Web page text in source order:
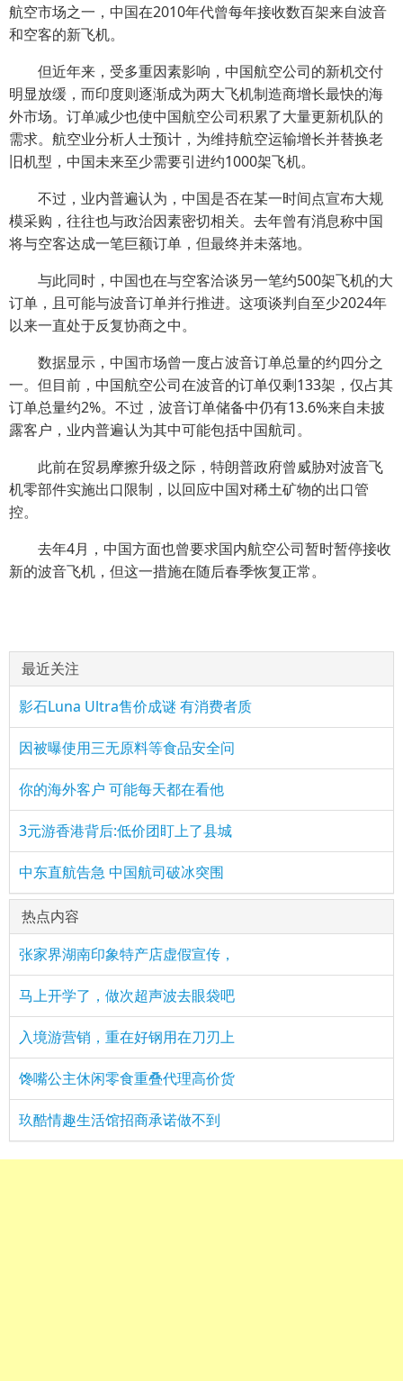
航空市场之一，中国在2010年代曾每年接收数百架来自波音
和空客的新飞机。
但近年来，受多重因素影响，中国航空公司的新机交付
明显放缓，而印度则逐渐成为两大飞机制造商增长最快的海
外市场。订单减少也使中国航空公司积累了大量更新机队的
需求。航空业分析人士预计，为维持航空运输增长并替换老
旧机型，中国未来至少需要引进约1000架飞机。
不过，业内普遍认为，中国是否在某一时间点宣布大规
模采购，往往也与政治因素密切相关。去年曾有消息称中国
将与空客达成一笔巨额订单，但最终并未落地。
与此同时，中国也在与空客洽谈另一笔约500架飞机的大
订单，且可能与波音订单并行推进。这项谈判自至少2024年
以来一直处于反复协商之中。
数据显示，中国市场曾一度占波音订单总量的约四分之
一。但目前，中国航空公司在波音的订单仅剩133架，仅占其
订单总量约2%。不过，波音订单储备中仍有13.6%来自未披
露客户，业内普遍认为其中可能包括中国航司。
此前在贸易摩擦升级之际，特朗普政府曾威胁对波音飞
机零部件实施出口限制，以回应中国对稀土矿物的出口管
控。
去年4月，中国方面也曾要求国内航空公司暂时暂停接收
新的波音飞机，但这一措施在随后春季恢复正常。
最近关注
影石Luna Ultra售价成谜 有消费者质
因被曝使用三无原料等食品安全问
你的海外客户 可能每天都在看他
3元游香港背后:低价团盯上了县城
中东直航告急 中国航司破冰突围
热点内容
张家界湖南印象特产店虚假宣传，
马上开学了，做次超声波去眼袋吧
入境游营销，重在好钢用在刀刃上
馋嘴公主休闲零食重叠代理高价货
玖酷情趣生活馆招商承诺做不到